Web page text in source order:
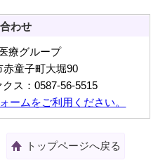
わせ
療グループ
童子町大堀90
ス：0587-56-5515
ームをご利用ください。
トップページへ戻る